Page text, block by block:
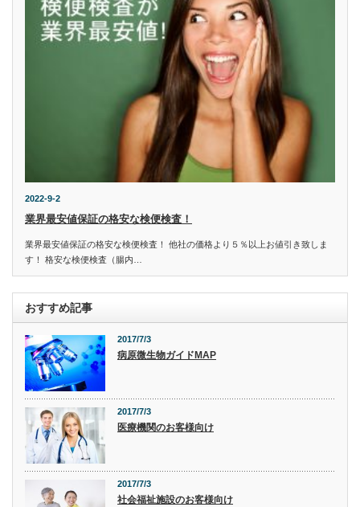
2022-9-2
業界最安値保証の格安な検便検査！
業界最安値保証の格安な検便検査！ 他社の価格より５％以上お値引き致しま
す！ 格安な検便検査（腸内…
おすすめ記事
2017/7/3
病原微生物ガイドMAP
2017/7/3
医療機関のお客様向け
2017/7/3
社会福祉施設のお客様向け